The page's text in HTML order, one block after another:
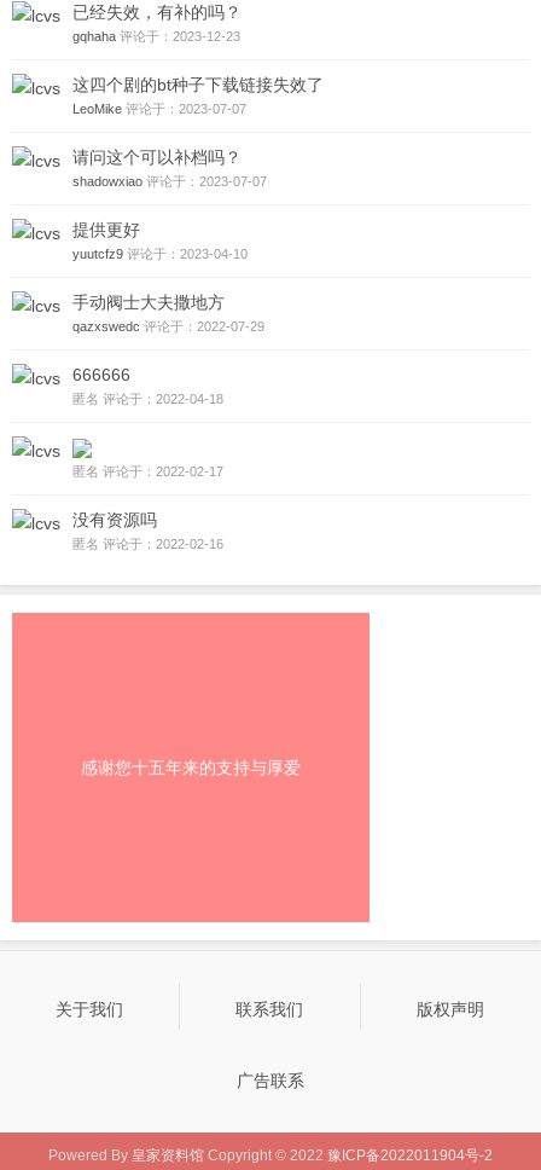
已经失效，有补的吗？
gqhaha 评论于：2023-12-23
这四个剧的bt种子下载链接失效了
LeoMike 评论于：2023-07-07
请问这个可以补档吗？
shadowxiao 评论于：2023-07-07
提供更好
yuutcfz9 评论于：2023-04-10
手动阀士大夫撒地方
qazxswedc 评论于：2022-07-29
666666
匿名 评论于：2022-04-18
匿名 评论于：2022-02-17
没有资源吗
匿名 评论于：2022-02-16
感谢您十五年来的支持与厚爱
关于我们 联系我们 版权声明
广告联系
Powered By 皇家资料馆 Copyright © 2022 豫ICP备2022011904号-2